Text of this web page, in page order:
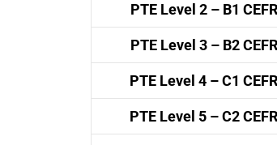
PTELevel 2 – B1 CEFR
PTELevel 3 – B2 CEFR
PTE Level 4 – C1 CEFR
PTE Level 5 – C2 CEFR